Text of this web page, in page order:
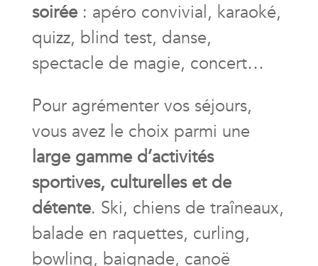
soirée: apéro convivial, karaoké,
quizz, blind test, danse,
spectacle de magie, concert…
Pour agrémenter vos séjours,
vous avez le choix parmi une
large gamme d’activités
sportives, culturelles et de
détente. Ski, chiens de traîneaux,
balade en raquettes, curling,
bowling, baignade, canoë